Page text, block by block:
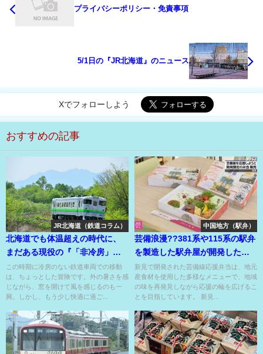
プライバシーポリシー・免責事項
5/1日の『JR北海道』のニュース
Xでフォローしよう
おすすめの記事
JR北海道（鉄道コラム）
北海道でも体温超えの時代に、
まだある現役の『「非冷房」の
鉄道車両』??
この時期に冷房のない鉄道車両での移動
は、ちょっとした冒険です。外の暑さを感
じながら、窓を開けて風を感じるのも一
興。しかし、もう少し快適に過ご...
中国地方（駅弁）
芸備浪漫??381系や115系の駅弁
を製造した駅弁屋が開発した芸
備線応援弁当??
新見で開発された芸備線応援弁当は、地元
産食材を使用した多様なメニューで、地域
の味を再発見しながら応援の輪を広げるこ
とを目指しています。 新見...